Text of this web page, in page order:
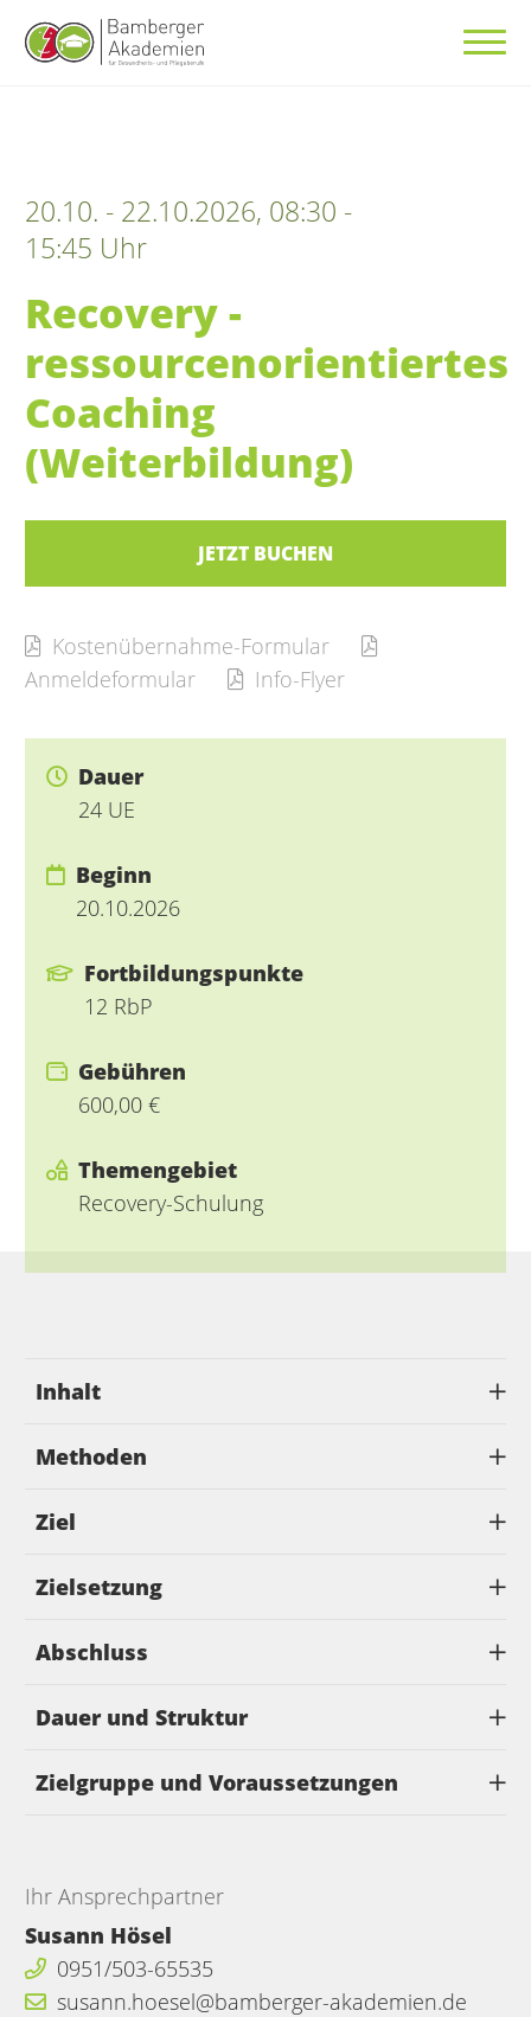
20.10. - 22.10.2026, 08:30 -
15:45 Uhr
Recovery -
ressourcenorientiertes
Coaching
(Weiterbildung)
JETZT BUCHEN
Kostenübernahme-Formular
Anmeldeformular
Info-Flyer
Dauer
24 UE
Beginn
20.10.2026
Fortbildungspunkte
12 RbP
Gebühren
600,00 €
Themengebiet
Recovery-Schulung
Inhalt
Methoden
Ziel
Zielsetzung
Abschluss
Dauer und Struktur
Zielgruppe und Voraussetzungen
Ihr Ansprechpartner
Susann Hösel
0951/503-65535
susann.hoesel@bamberger-akademien.de